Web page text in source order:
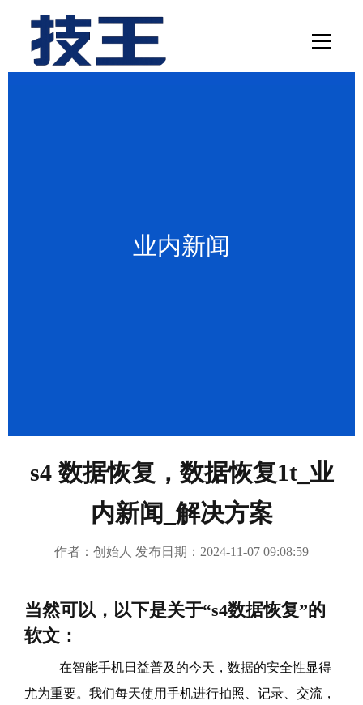
业内新闻
s4 数据恢复，数据恢复1t_业
内新闻_解决方案
作者：创始人 发布日期：2024-11-07 09:08:59
当然可以，以下是关于“s4数据恢复”的
软文：
在智能手机日益普及的今天，数据的安全性显得
尤为重要。我们每天使用手机进行拍照、记录、交流，